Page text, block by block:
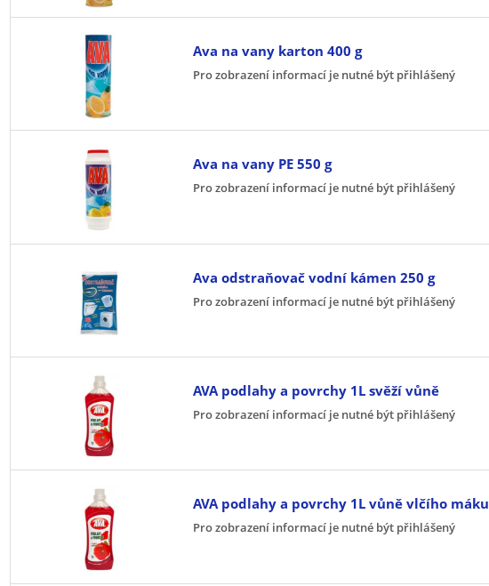
Ava na vany karton 400 g
Pro zobrazení informací je nutné být přihlášený
Ava na vany PE 550 g
Pro zobrazení informací je nutné být přihlášený
Ava odstraňovač vodní kámen 250 g
Pro zobrazení informací je nutné být přihlášený
AVA podlahy a povrchy 1L svěží vůně
Pro zobrazení informací je nutné být přihlášený
AVA podlahy a povrchy 1L vůně vlčího máku
Pro zobrazení informací je nutné být přihlášený